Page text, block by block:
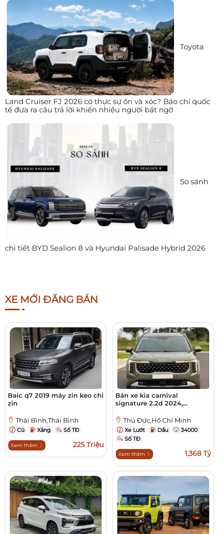
Toyota
Land Cruiser FJ 2026 có thực sự ồn và xóc? Báo chí quốc
tế đưa ra câu trả lời khiến nhiều người bất ngờ
So sánh
chi tiết BYD Sealion 8 và Hyundai Palisade Hybrid 2026
XE MỚI ĐĂNG BÁN
Baic q7 2019 máy zin keo chỉ
zin
Thái Bình,Thái Bình
Cũ Xăng Số TĐ
Xem thêm 225 Triệu
Bán xe kia carnival
signature 2.2d 2024,...
Thủ Đức,Hồ Chí Minh
Xe Lướt Dầu
34000
Số TĐ
Xem thêm 1,368 Tỷ